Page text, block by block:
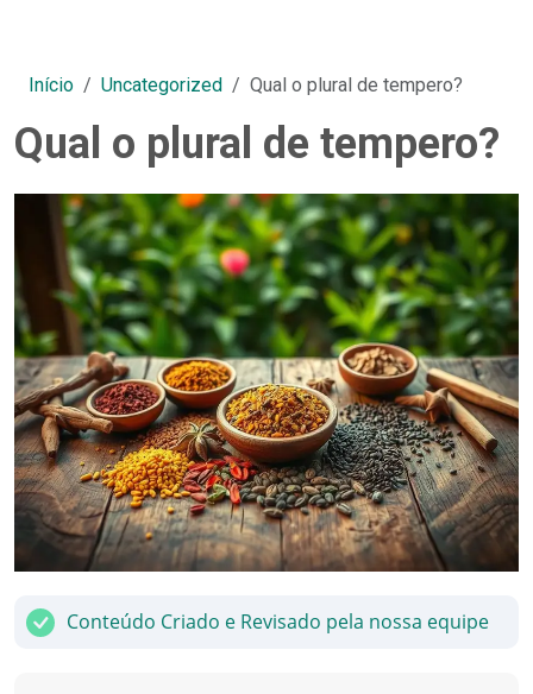
Início Uncategorized Qual o plural de tempero?
Qual o plural de tempero?
Conteúdo Criado e Revisado pela nossa equipe